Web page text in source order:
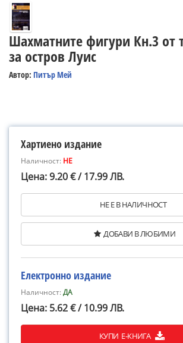
Шахматните фигури Кн.3 от
за остров Луис
Автор: Питър Мей
Хартиено издание
Наличност: НЕ
Цена: 9.20 € / 17.99 ЛВ.
НЕ Е В НАЛИЧНОСТ
ДОБАВИ В ЛЮБИМИ
Електронно издание
Наличност:ДА
Цена: 5.62 € / 10.99 ЛВ.
КУПИ Е-КНИГА